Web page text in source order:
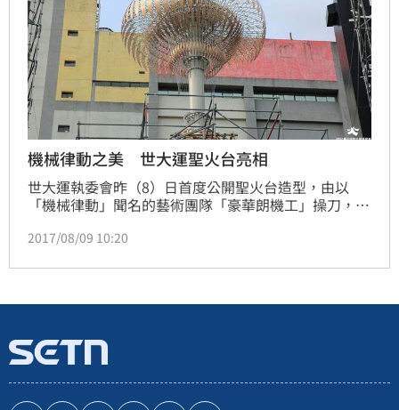
機械律動之美 世大運聖火台亮相
世大運執委會昨（8）日首度公開聖火台造型，由以
「機械律動」聞名的藝術團隊「豪華朗機工」操刀，結
一改機械冰冷的形象，變成如同人類一般，擁有呼吸的
2017/08/09 10:20